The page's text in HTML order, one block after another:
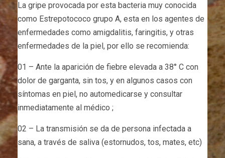
La gripe provocada por esta bacteria muy conocida
como Estrepotococo grupo A, esta en los agentes de
enfermedades como amigdalitis, faringitis, y otras
enfermedades de la piel, por ello se recomienda:
01 – Ante la aparición de fiebre elevada a 38° C con
dolor de garganta, sin tos, y en algunos casos con
síntomas en piel, no automedicarse y consultar
inmediatamente al médico ;
02 – La transmisión se da de persona infectada a
sana, a través de saliva (estornudos, tos, mates, etc)